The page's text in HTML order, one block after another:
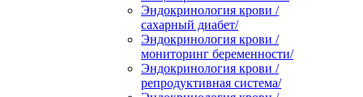
Эндокринология крови /
сахарный диабет/
Эндокринология крови /
мониторинг беременности/
Эндокринология крови /
репродуктивная система/